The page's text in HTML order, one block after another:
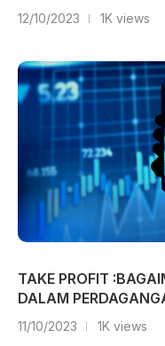
12/10/2023 1K views
TAKE PROFIT
DALAM
11/10/2023 1K views